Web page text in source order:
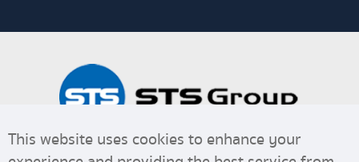
This website uses cookies to enhance your